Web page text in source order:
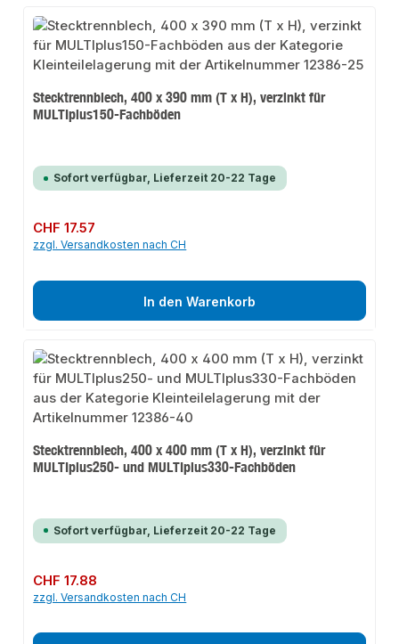
Stecktrennblech, 400 x 390 mm (T x H), verzinkt für
MULTIplus150-Fachböden
Sofort verfügbar, Lieferzeit 20-22 Tage
Regulärer Preis:
CHF 17.57
zzgl. Versandkosten nach CH
In den Warenkorb
Stecktrennblech, 400 x 400 mm (T x H), verzinkt für
MULTIplus250- und MULTIplus330-Fachböden
Sofort verfügbar, Lieferzeit 20-22 Tage
Regulärer Preis:
CHF 17.88
zzgl. Versandkosten nach CH